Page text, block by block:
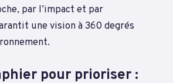
par l’impact et par
une vision à 360 degrés
pour prioriser :